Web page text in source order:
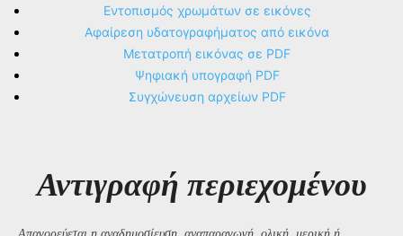
Εντοπισμός χρωμάτων σε εικόνες
Αφαίρεση υδατογραφήματος από εικόνα
Μετατροπή εικόνας σε PDF
Ψηφιακή υπογραφή PDF
Συγχώνευση αρχείων PDF
Αντιγραφή περιεχομένου